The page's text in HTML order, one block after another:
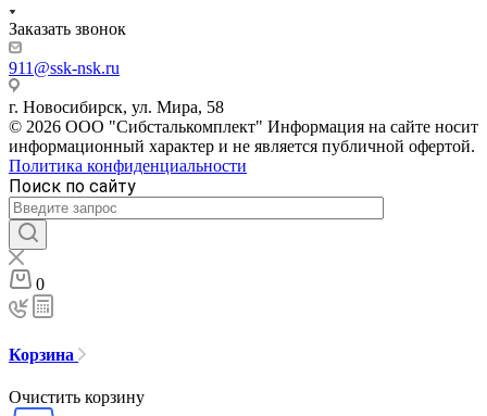
Заказать звонок
911@ssk-nsk.ru
г. Новосибирск, ул. Мира, 58
© 2026 ООО "Сибсталькомплект" Информация на сайте носит
информационный характер и не является публичной офертой.
Политика конфиденциальности
Поиск по сайту
0
Корзина
Очистить корзину